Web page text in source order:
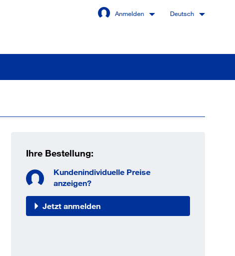
Anmelden
Angemeldet bleiben
Sie sind noch kein Kunde
Deutsch
Ihre Bestellung:
Kundenindividuelle Preise
anzeigen?
Jetzt anmelden